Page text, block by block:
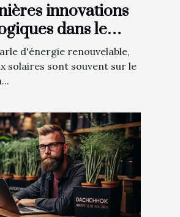
innovations
dans le
des ombrières
d'énergie renouvelable,
solaires sont souvent sur le